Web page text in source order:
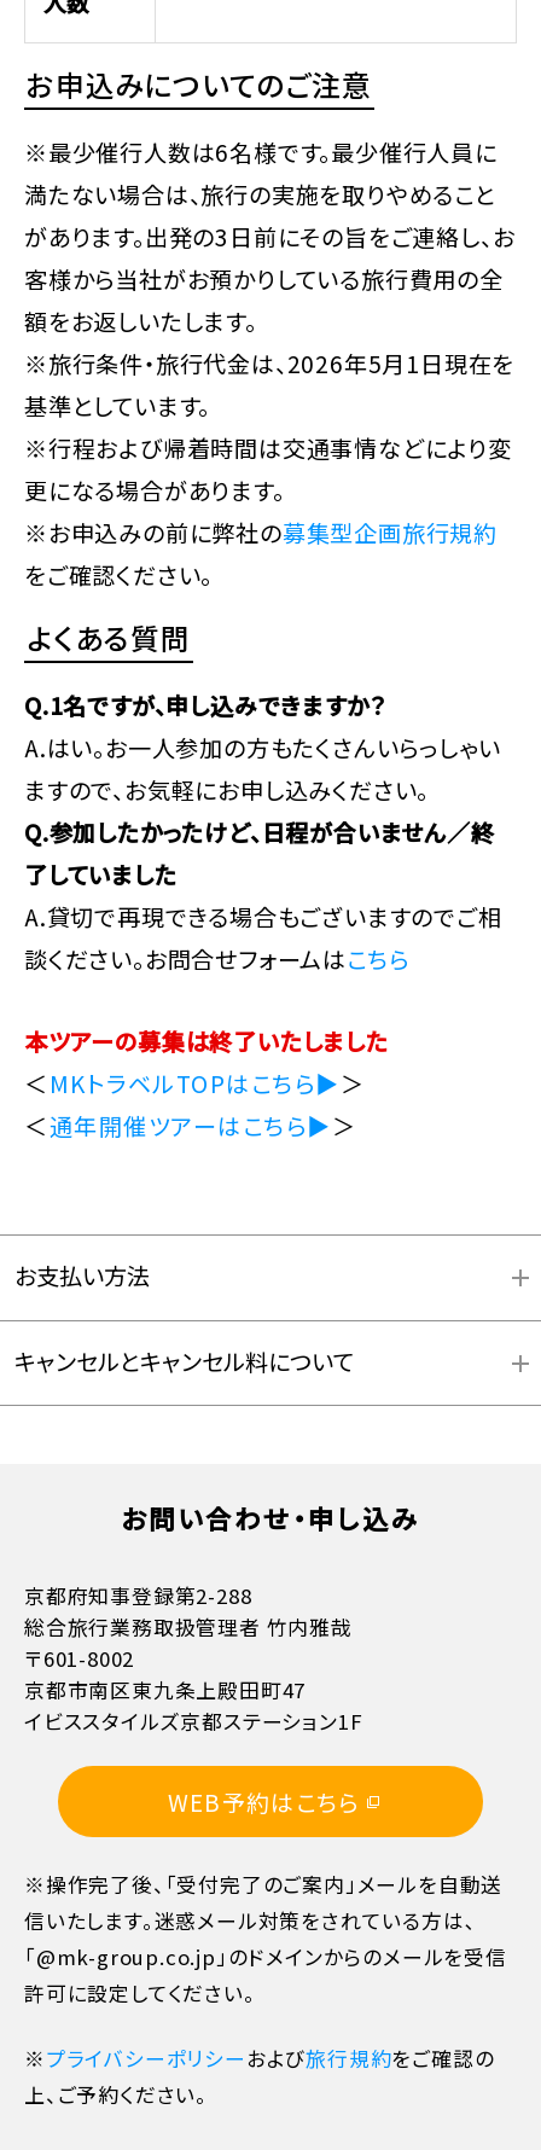
お申込みについてのご注意
※最少催行人数は6名様です。最少催行人員に
満たない場合は、旅行の実施を取りやめること
があります。出発の3日前にその旨をご連絡し、お
客様から当社がお預かりしている旅行費用の全
額をお返しいたします。
※旅行条件・旅行代金は、2026年5月1日現在を
基準としています。
※行程および帰着時間は交通事情などにより変
更になる場合があります。
※お申込みの前に弊社の募集型企画旅行規約
をご確認ください。
よくある質問
Q.1名ですが、申し込みできますか？
A.はい。お一人参加の方もたくさんいらっしゃい
ますので、お気軽にお申し込みください。
Q.参加したかったけど、日程が合いません／終
了していました
A.貸切で再現できる場合もございますのでご相
談ください。お問合せフォームはこちら
本ツアーの募集は終了いたしました
＜ MKトラベルTOPはこちら▶＞
＜通年開催ツアーはこちら▶＞
お支払い方法
お支払方法詳細はこちら
キャンセルとキャンセル料について
11日目に当たる日以前
10日目に当たる日以前
7日目に当たる日以前 30%
旅行開始日の前日 40%
旅行開始日の当日 50%
お問い合わせ・申し込み
京都府知事登録第2-288
総合旅行業務取扱管理者 竹内雅哉
〒601-8002
京都市南区東九条上殿田町47
イビススタイルズ京都ステーション1F
WEB予約はこちら
※操作完了後、「受付完了のご案内」メールを自動送
信いたします。迷惑メール対策をされている方は､
「@mk-group.co.jp」のドメインからのメールを受信
許可に設定してください。
※プライバシーポリシーおよび旅行規約をご確認の
上、ご予約ください。